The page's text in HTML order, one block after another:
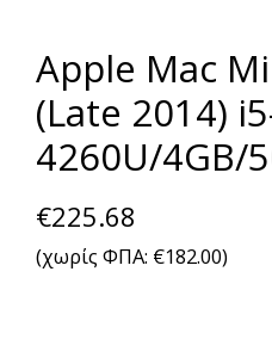
Apple Mac
(Late 2014)
4260U/4GB/
€225.68
(χωρίς ΦΠΑ: €182.00)